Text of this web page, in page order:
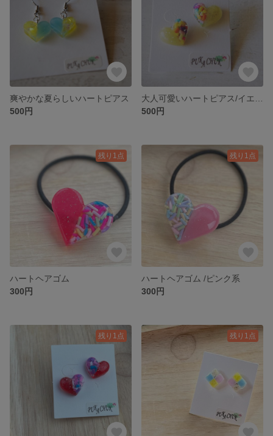
爽やかな夏らしいハートピアス
500円
500円
残り1点
ハートヘアゴム
300円
残り1点
ハートヘアゴム /ピンク系
300円
残り1点 残り1点